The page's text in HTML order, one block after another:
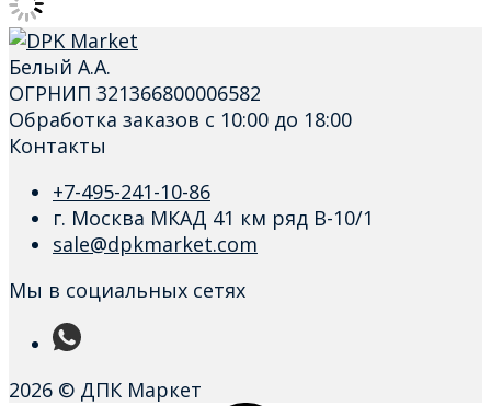
Белый А.А.
ОГРНИП 321366800006582
Обработка заказов с 10:00 до 18:00
Контакты
+7-495-241-10-86
г. Москва МКАД 41 км ряд В-10/1
sale@dpkmarket.com
Мы в социальных сетях
2026 © ДПК Маркет